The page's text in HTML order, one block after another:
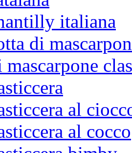
italiana
di
mascarpone
al
al cocco